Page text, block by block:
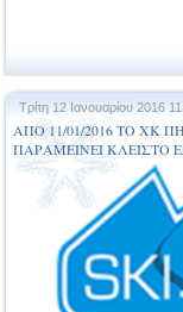
Τρίτη 12 Ιανουαρίου 2016
ΑΠΟ 11/01/2016 ΤΟ ΧΚ
ΠΑΡΑΜΕΙΝΕΙ ΚΛΕΙΣΤΟ
ΧΙΟΝΟΠΤΩΣΗ!!